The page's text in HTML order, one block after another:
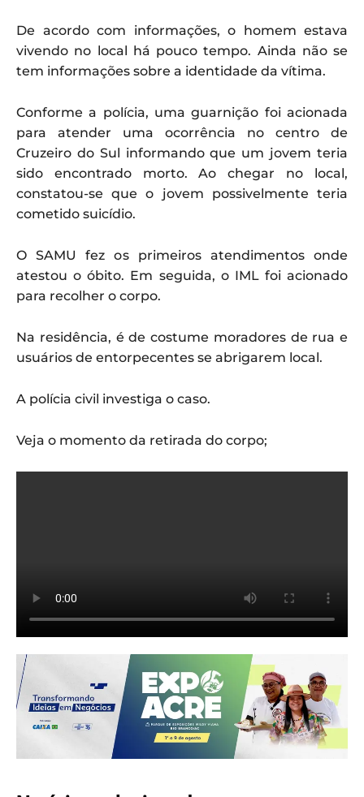
De acordo com informações, o homem estava
vivendo no local há pouco tempo. Ainda não se
tem informações sobre a identidade da vítima.
Conforme a polícia, uma guarnição foi acionada
para atender uma ocorrência no centro de
Cruzeiro do Sul informando que um jovem teria
sido encontrado morto. Ao chegar no local,
constatou-se que o jovem possivelmente teria
cometido suicídio.
O SAMU fez os primeiros atendimentos onde
atestou o óbito. Em seguida, o IML foi acionado
para recolher o corpo.
Na residência, é de costume moradores de rua e
usuários de entorpecentes se abrigarem local.
A polícia civil investiga o caso.
Veja o momento da retirada do corpo;